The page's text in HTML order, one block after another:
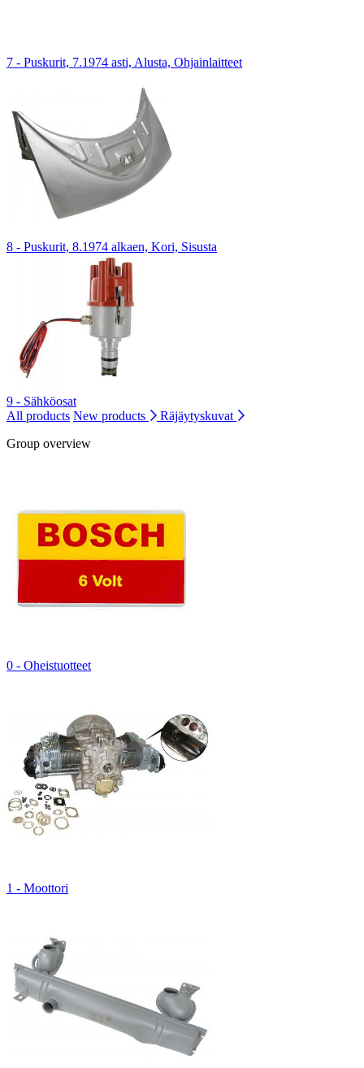
7 - Puskurit, 7.1974 asti, Alusta, Ohjainlaitteet
8 - Puskurit, 8.1974 alkaen, Kori, Sisusta
9 - Sähköosat
All products New products
Räjäytyskuvat
Group overview
0 - Oheistuotteet
1 - Moottori